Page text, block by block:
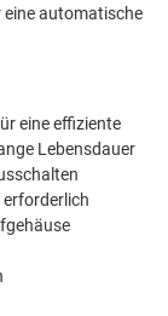
eine automatische
eine effiziente
Lebensdauer
erforderlich